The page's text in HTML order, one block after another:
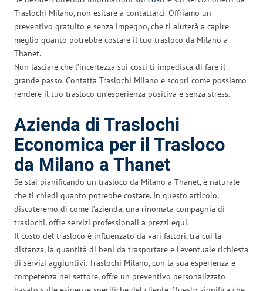
Traslochi Milano, non esitare a contattarci. Offriamo un
preventivo gratuito e senza impegno, che ti aiuterà a capire
meglio quanto potrebbe costare il tuo trasloco da Milano a
Thanet.
Non lasciare che l’incertezza sui costi ti impedisca di fare il
grande passo. Contatta Traslochi Milano e scopri come possiamo
rendere il tuo trasloco un’esperienza positiva e senza stress.
Azienda di Traslochi
Economica per il Trasloco
da Milano a Thanet
Se stai pianificando un trasloco da Milano a Thanet, è naturale
che ti chiedi quanto potrebbe costare. In questo articolo,
discuteremo di come l’azienda, una rinomata compagnia di
traslochi, offre servizi professionali a prezzi equi.
Il costo del trasloco è influenzato da vari fattori, tra cui la
distanza, la quantità di beni da trasportare e l’eventuale richiesta
di servizi aggiuntivi. Traslochi Milano, con la sua esperienza e
competenza nel settore, offre un preventivo personalizzato